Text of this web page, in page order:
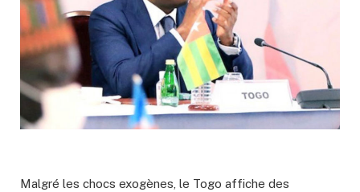
Malgré les chocs exogènes, le Togo affiche des